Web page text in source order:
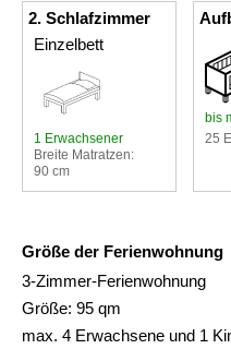
2. Schlafzimmer
Einzelbett
1 Erwachsener
Breite Matratzen:
90 cm
bis
25
Größe der Ferienwohnung
3-Zimmer-Ferienwohnung
Größe: 95 qm
max. 4 Erwachsene und 1